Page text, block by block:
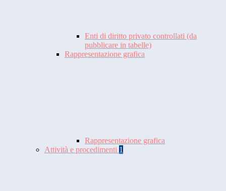
Enti di diritto privato controllati (da
pubblicare in tabelle)
Rappresentazione grafica
Rappresentazione grafica
Attività e procedimenti 1